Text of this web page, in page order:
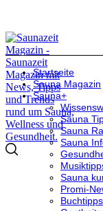
Startseite
Sauna Magazin
Sauna+
Sauna
Sauna
Sauna
Sauna
Promi-
Buchtipps